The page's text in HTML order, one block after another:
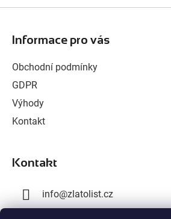
Informace pro vás
Obchodní podmínky
GDPR
Výhody
Kontakt
Kontakt
info@zlatolist.cz